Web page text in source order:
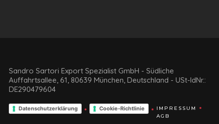
Sandro Sartori Export Spezialist GmbH - Südliche
Auffahrtsallee, 61, 80639 München, Deutschland - USt-IdNr.:
DE290479604
Datenschutzerklärung Cookie-Richtlinie
IMPRESSUM
AGB